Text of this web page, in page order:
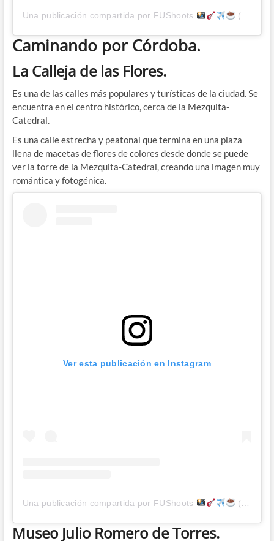
Una publicación compartida por FUShoots (@fushoots)
Caminando por Córdoba.
La Calleja de las Flores.
Es una de las calles más populares y turísticas de la ciudad. Se
encuentra en el centro histórico, cerca de la Mezquita-
Catedral.
Es una calle estrecha y peatonal que termina en una plaza
llena de macetas de flores de colores desde donde se puede
ver la torre de la Mezquita-Catedral, creando una imagen muy
romántica y fotogénica.
Ver esta publicación en Instagram
Una publicación compartida por FUShoots (@fushoots)
Museo Julio Romero de Torres.